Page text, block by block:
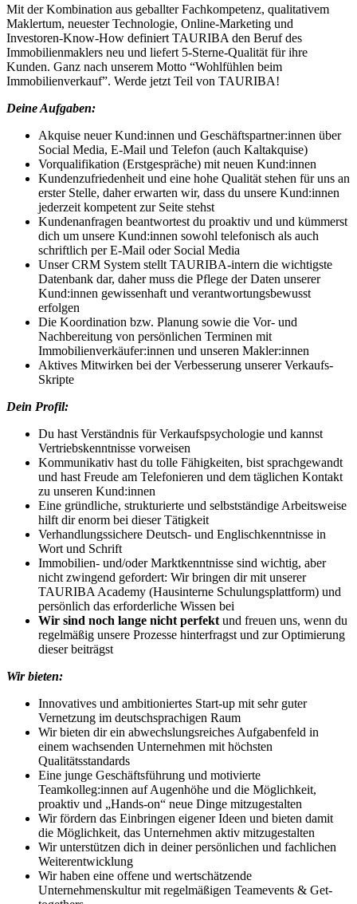
Mit der Kombination aus geballter Fachkompetenz, qualitativem
Maklertum, neuester Technologie, Online-Marketing und
Investoren-Know-How definiert TAURIBA den Beruf des
Immobilienmaklers neu und liefert 5-Sterne-Qualität für ihre
Kunden. Ganz nach unserem Motto “Wohlfühlen beim
Immobilienverkauf”. Werde jetzt Teil von TAURIBA!
Deine Aufgaben:
Akquise neuer Kund:innen und Geschäftspartner:innen über
Social Media, E-Mail und Telefon (auch Kaltakquise)
Vorqualifikation (Erstgespräche) mit neuen Kund:innen
Kundenzufriedenheit und eine hohe Qualität stehen für uns an
erster Stelle, daher erwarten wir, dass du unsere Kund:innen
jederzeit kompetent zur Seite stehst
Kundenanfragen beantwortest du proaktiv und und kümmerst
dich um unsere Kund:innen sowohl telefonisch als auch
schriftlich per E-Mail oder Social Media
Unser CRM System stellt TAURIBA-intern die wichtigste
Datenbank dar, daher muss die Pflege der Daten unserer
Kund:innen gewissenhaft und verantwortungsbewusst
erfolgen
Die Koordination bzw. Planung sowie die Vor- und
Nachbereitung von persönlichen Terminen mit
Immobilienverkäufer:innen und unseren Makler:innen
Aktives Mitwirken bei der Verbesserung unserer Verkaufs-
Skripte
Dein Profil:
Du hast Verständnis für Verkaufspsychologie und kannst
Vertriebskenntnisse vorweisen
Kommunikativ hast du tolle Fähigkeiten, bist sprachgewandt
und hast Freude am Telefonieren und dem täglichen Kontakt
zu unseren Kund:innen
Eine gründliche, strukturierte und selbstständige Arbeitsweise
hilft dir enorm bei dieser Tätigkeit
Verhandlungssichere Deutsch- und Englischkenntnisse in
Wort und Schrift
Immobilien- und/oder Marktkenntnisse sind wichtig, aber
nicht zwingend gefordert: Wir bringen dir mit unserer
TAURIBA Academy (Hausinterne Schulungsplattform) und
persönlich das erforderliche Wissen bei
Wir sind noch lange nicht perfekt und freuen uns, wenn du
regelmäßig unsere Prozesse hinterfragst und zur Optimierung
dieser beiträgst
Wir bieten:
Innovatives und ambitioniertes Start-up mit sehr guter
Vernetzung im deutschsprachigen Raum
Wir bieten dir ein abwechslungsreiches Aufgabenfeld in
einem wachsenden Unternehmen mit höchsten
Qualitätsstandards
Eine junge Geschäftsführung und motivierte
Teamkolleg:innen auf Augenhöhe und die Möglichkeit,
proaktiv und „Hands-on“ neue Dinge mitzugestalten
Wir fördern das Einbringen eigener Ideen und bieten damit
die Möglichkeit, das Unternehmen aktiv mitzugestalten
Wir unterstützen dich in deiner persönlichen und fachlichen
Weiterentwicklung
Wir haben eine offene und wertschätzende
Unternehmenskultur mit regelmäßigen Teamevents & Get-